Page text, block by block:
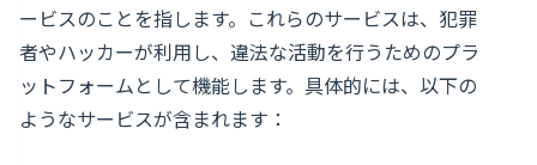
ービスのことを指します。これらのサービスは、犯罪
者やハッカーが利用し、違法な活動を行うためのプラ
ットフォームとして機能します。具体的には、以下の
ようなサービスが含まれます：